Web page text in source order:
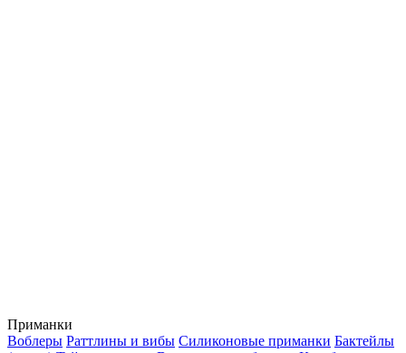
Приманки
Воблеры Раттлины и вибы Силиконовые приманки Бактейлы